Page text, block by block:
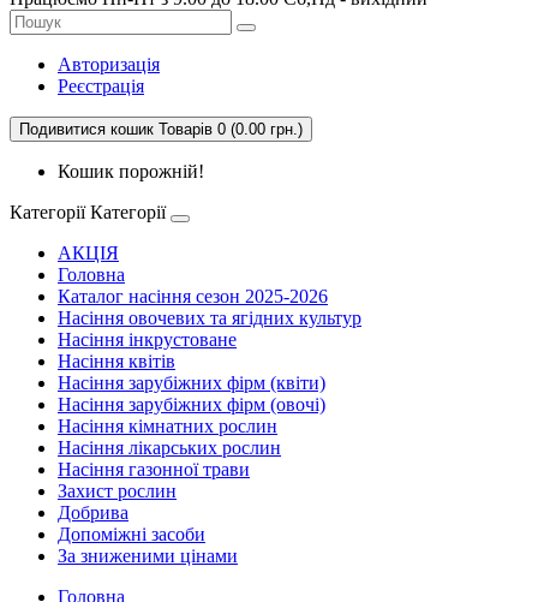
Авторизація
Реєстрація
Подивитися кошик Товарів 0 (0.00 грн.)
Кошик порожній!
Категорії Категорії
АКЦІЯ
Головна
Каталог насіння сезон 2025-2026
Насіння овочевих та ягідних культур
Насіння інкрустоване
Насіння квітів
Насіння зарубіжних фірм (квіти)
Насіння зарубіжних фірм (овочі)
Насіння кімнатних рослин
Насіння лікарських рослин
Насіння газонної трави
Захист рослин
Добрива
Допоміжні засоби
За зниженими цінами
Головна